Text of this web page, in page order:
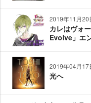
2019年11月20
カレはヴォ
Evolve」エ
2019年04月17
光へ